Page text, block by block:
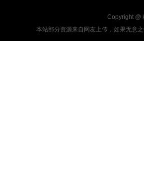
Copyright @
本站部分资源来自网友上传，如果无意